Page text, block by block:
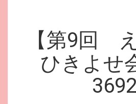
【第9回
ひきよせ
3692